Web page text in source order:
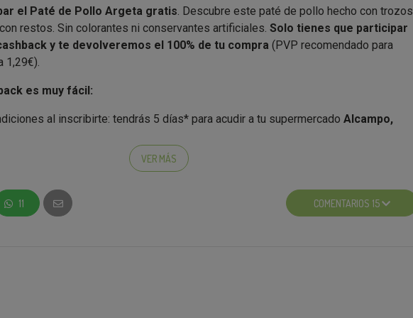
el Paté de Pollo Argeta gratis. Descubre este paté de pollo hecho con trozos
restos. Sin colorantes ni conservantes artificiales. Solo tienes que participar
y te devolveremos el 100% de tu compra (PVP recomendado para
1,29€).
es muy fácil:
al inscribirte: tendrás 5 días* para acudir a tu supermercado Alcampo,
hacer una compra por internet si la opción está disponible en tu localidad y
hazle una foto y envíala a través de la acción cashback rellenando todos los
(IBAN, precio y tus datos).
VER MÁS
11 COMENTARIOS 15